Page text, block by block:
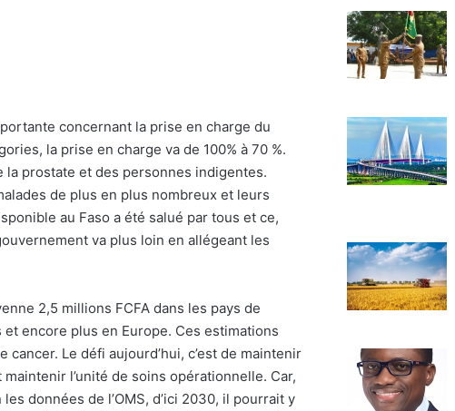
concernant la prise en charge du
la prise en charge va de 100% à 70 %.
la prostate et des personnes indigentes.
de plus en plus nombreux et leurs
au Faso a été salué par tous et ce,
va plus loin en allégeant les
2,5 millions FCFA dans les pays de
et encore plus en Europe. Ces estimations
Le défi aujourd’hui, c’est de maintenir
l’unité de soins opérationnelle. Car,
données de l’OMS, d’ici 2030, il pourrait y